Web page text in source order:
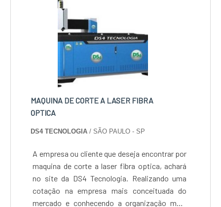
MAQUINA DE CORTE A LASER FIBRA
OPTICA
DS4 TECNOLOGIA / SÃO PAULO - SP
A empresa ou cliente que deseja encontrar por
maquina de corte a laser fibra optica, achará
no site da DS4 Tecnologia. Realizando uma
cotação na empresa mais conceituada do
mercado e conhecendo a organização mais